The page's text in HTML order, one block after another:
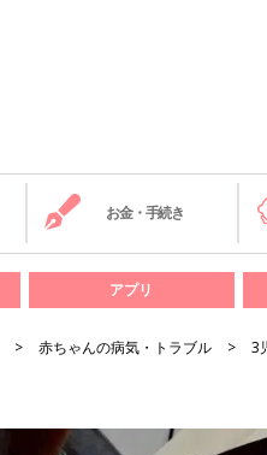
お金・手続き
アプリ
赤ちゃんの病気・トラブル
3